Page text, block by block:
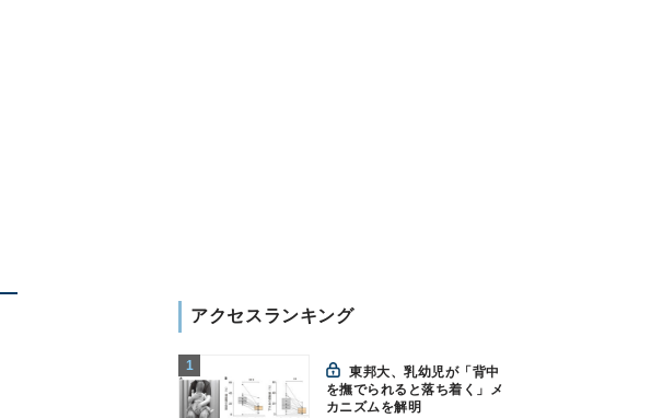
アクセスランキング
東邦大、乳幼児が「背中
を撫でられると落ち着く」メ
カニズムを解明